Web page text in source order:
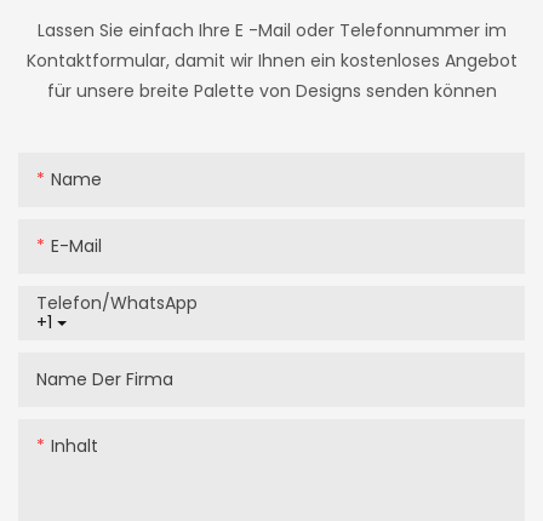
Lassen Sie einfach Ihre E -Mail oder Telefonnummer im
Kontaktformular, damit wir Ihnen ein kostenloses Angebot
für unsere breite Palette von Designs senden können
Name
E-Mail
+1
Telefon/WhatsApp
Name Der Firma
Inhalt